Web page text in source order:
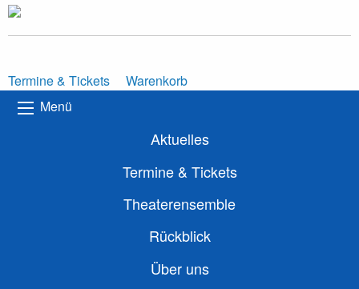
Termine & Tickets
Warenkorb
Menü
Aktuelles
Termine & Tickets
Theaterensemble
Rückblick
Über uns